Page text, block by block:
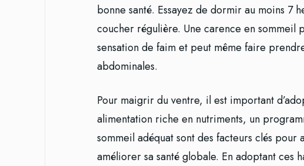
bonne santé. Essayez de dormir au moins 7
coucher régulière. Une carence en sommeil
sensation de faim et peut même faire
abdominales.
Pour maigrir du ventre, il est important
alimentation riche en nutriments, un
sommeil adéquat sont des facteurs clés
améliorer sa santé globale. En adoptant